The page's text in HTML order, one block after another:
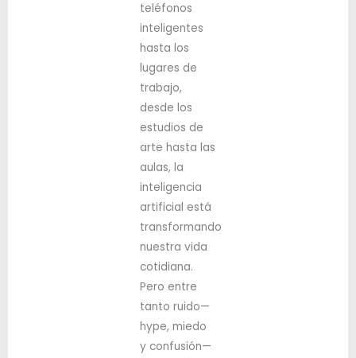
teléfonos
inteligentes
hasta los
lugares de
trabajo,
desde los
estudios de
arte hasta las
aulas, la
inteligencia
artificial está
transformando
nuestra vida
cotidiana.
Pero entre
tanto ruido—
hype, miedo
y confusión—